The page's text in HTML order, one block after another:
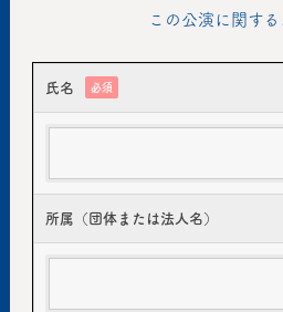
この公演に関す
氏名 必須
所属（団体または法人名）